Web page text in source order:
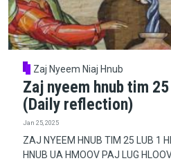
Zaj Nyeem Niaj Hnub
Zaj nyeem hnub tim
(Daily reflection)
Jan 25, 2025
ZAJ NYEEM HNUB TIM 25 LUB 1
HNUB UA HMOOV PAJ LUG